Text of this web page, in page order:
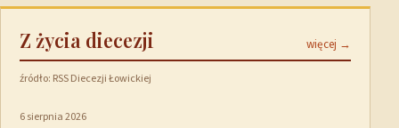
Z życia diecezji więcej →
źródło: RSS Diecezji Łowickiej
6 sierpnia 2026